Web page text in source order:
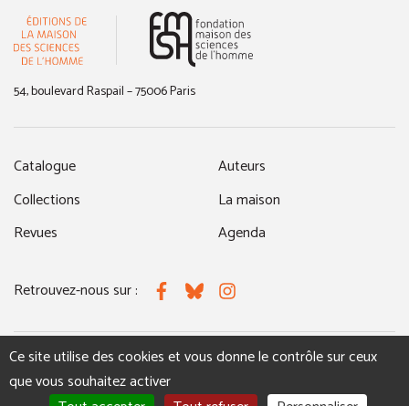
54, boulevard Raspail – 75006 Paris
Catalogue
Collections
Revues
Auteurs
La maison
Agenda
Retrouvez-nous sur : FacebookBlueskyInstagram
MENTIONS LÉGALES NOUS CONTACTER
Ce site utilise des cookies et vous donne le contrôle sur ceux
que vous souhaitez activer